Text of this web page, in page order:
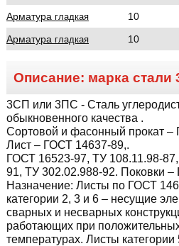
Арматура гладкая 10
Арматура гладкая 10
Описание: марка стали
3СП или 3ПС - Сталь
обыкновенного качества .
Сортовой и фасонный прокат –
Лист – ГОСТ 14637-89,.
ГОСТ 16523-97, ТУ 108.11.98-
91, ТУ 302.02.988-92. Поковки
Назначение: Листы по ГОСТ
категории 2, 3 и 6 – несущие
сварных и несварных
работающих при
температурах. Листы